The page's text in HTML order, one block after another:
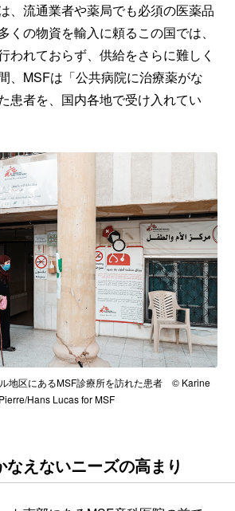
、流通業者や薬局でも必須の医薬品
くの物資を輸入に頼るこの国では、
われておらず、供給をさらに難しく
、MSFは「公共病院に治療薬がな
患者を、国内各地で受け入れてい
地区にあるMSF診療所を訪れた患者 © Karine
Pierre/Hans Lucas for MSF
えないニーズの高まり